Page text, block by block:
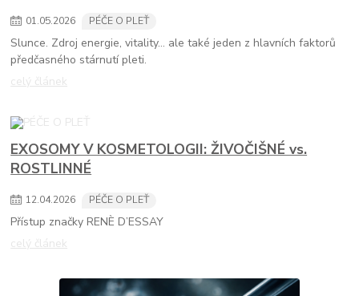
01.05.2026 PÉČE O PLEŤ
Slunce. Zdroj energie, vitality… ale také jeden z hlavních faktorů
předčasného stárnutí pleti.
celý článek
EXOSOMY V KOSMETOLOGII: ŽIVOČIŠNÉ vs.
ROSTLINNÉ
12.04.2026 PÉČE O PLEŤ
Přístup značky RENÈ D’ESSAY
celý článek